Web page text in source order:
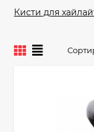
Кисти для